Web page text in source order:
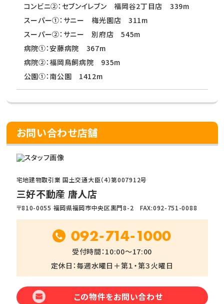
コンビニ②：セブンイレブン 福岡谷2丁目店 339m
スーパー①：サニー 梅光園店 311m
スーパー②：サニー 別府店 545m
病院①：安藤病院 367m
病院②：福岡鳥飼病院 935m
公園①：南公園 1412m
お問い合わせ店舗
宅地建物取引業 国土交通大臣（4）第007912号
三好不動産 唐人店
〒810-0055 福岡県福岡市中央区黒門8-2 FAX:092-751-0088
092-714-1000
受付時間：10:00～17:00
定休日：毎週水曜日＋第１・第３火曜日
この物件をお問い合わせ